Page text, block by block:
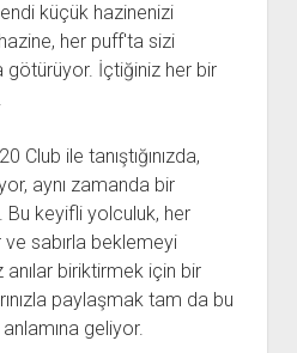
küçük hazinenizi
her puff'ta sizi
İçtiğiniz her bir
Club ile tanıştığınızda,
aynı zamanda bir
Bu keyifli yolculuk, her
sabırla beklemeyi
biriktirmek için bir
paylaşmak tam da bu
anlamına geliyor.